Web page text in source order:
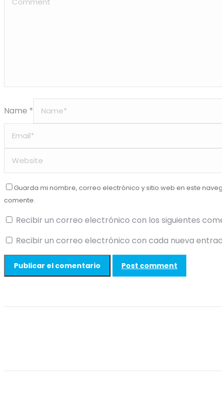
Name *
Guarda mi nombre, correo electrónico y sitio web en este
comente.
Recibir un correo electrónico con los siguientes
Recibir un correo electrónico con cada nueva
Post comment